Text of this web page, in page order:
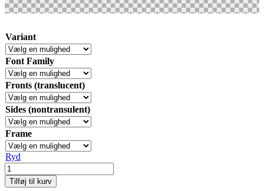
Variant
Font Family
Fronts (translucent)
Sides (nontransulent)
Frame
Ryd
Tag
til
Event
Tilføj til kurv